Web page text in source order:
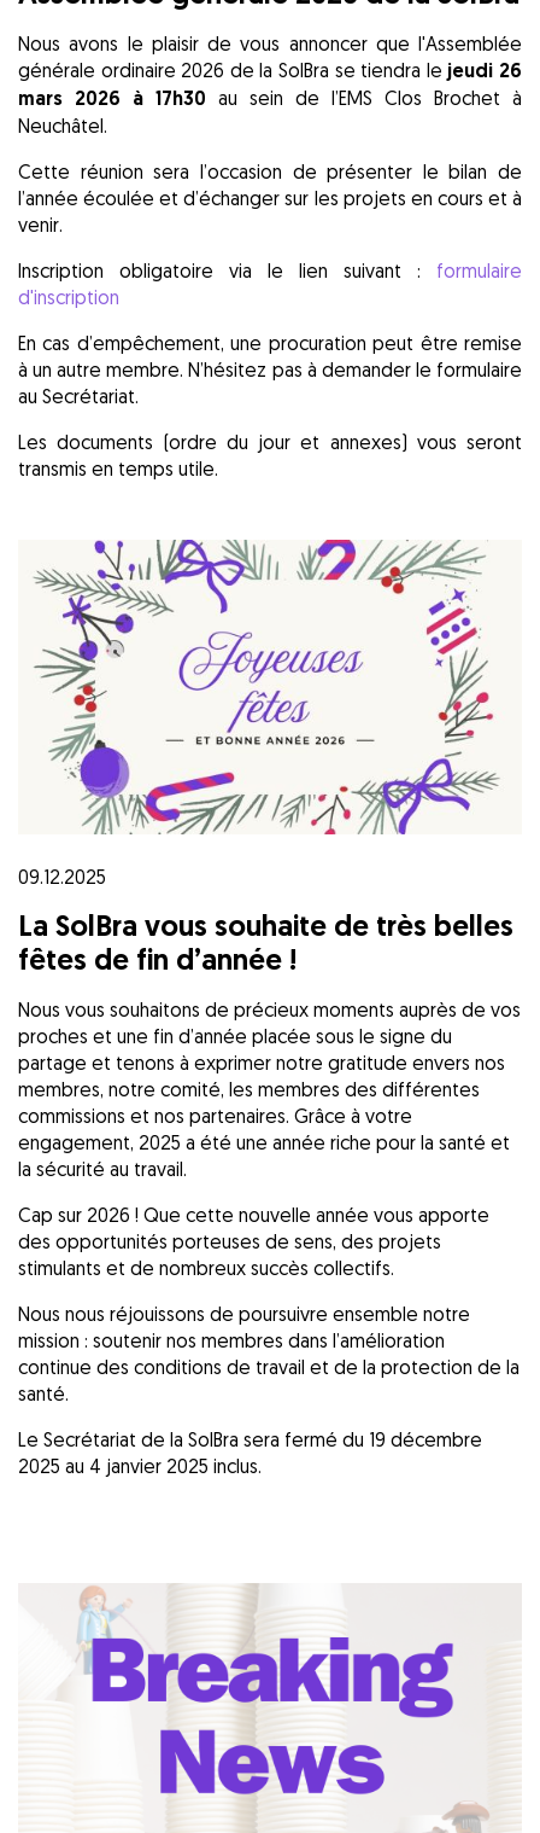
Nous avons le plaisir de vous annoncer que l'Assemblée
générale ordinaire 2026 de la SolBra se tiendra le jeudi 26
mars 2026 à 17h30 au sein de l’EMS Clos Brochet à
Neuchâtel.
Cette réunion sera l’occasion de présenter le bilan de
l’année écoulée et d’échanger sur les projets en cours et à
venir.
Inscription obligatoire via le lien suivant : formulaire
d'inscription
En cas d’empêchement, une procuration peut être remise
à un autre membre. N’hésitez pas à demander le formulaire
au Secrétariat.
Les documents (ordre du jour et annexes) vous seront
transmis en temps utile.
09.12.2025
La SolBra vous souhaite de très belles
fêtes de fin d’année !
Nous vous souhaitons de précieux moments auprès de vos
proches et une fin d’année placée sous le signe du
partage et tenons à exprimer notre gratitude envers nos
membres, notre comité, les membres des différentes
commissions et nos partenaires. Grâce à votre
engagement, 2025 a été une année riche pour la santé et
la sécurité au travail.
Cap sur 2026 ! Que cette nouvelle année vous apporte
des opportunités porteuses de sens, des projets
stimulants et de nombreux succès collectifs.
Nous nous réjouissons de poursuivre ensemble notre
mission : soutenir nos membres dans l’amélioration
continue des conditions de travail et de la protection de la
santé.
Le Secrétariat de la SolBra sera fermé du 19 décembre
2025 au 4 janvier 2025 inclus.